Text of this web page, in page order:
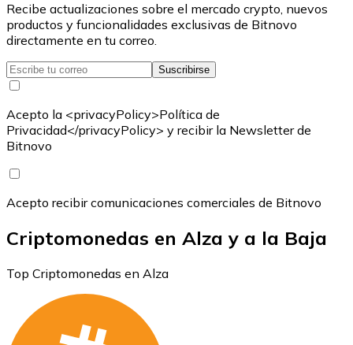
Recibe actualizaciones sobre el mercado crypto, nuevos
productos y funcionalidades exclusivas de Bitnovo
directamente en tu correo.
Suscribirse
Acepto la <privacyPolicy>Política de
Privacidad</privacyPolicy> y recibir la Newsletter de
Bitnovo
Acepto recibir comunicaciones comerciales de Bitnovo
Criptomonedas en Alza y a la Baja
Top Criptomonedas en Alza